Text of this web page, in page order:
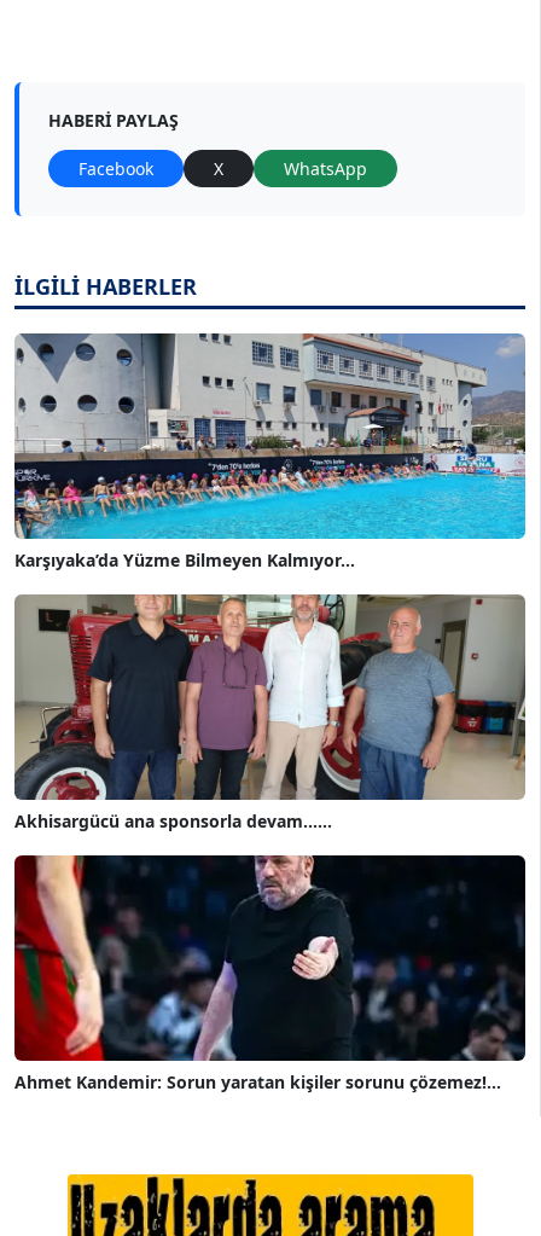
HABERI PAYLAŞ
Facebook X WhatsApp
İLGİLİ HABERLER
Karşıyaka’da Yüzme Bilmeyen Kalmıyor...
Akhisargücü ana sponsorla devam......
Ahmet Kandemir: Sorun yaratan kişiler sorunu çözemez!...